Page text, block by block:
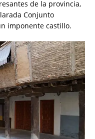
de la provincia,
Conjunto
imponente castillo.